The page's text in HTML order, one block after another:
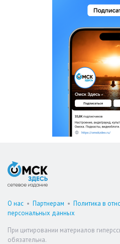
О нас • Партнерам • Политика в
персональных данных
При цитировании материалов
обязательна.